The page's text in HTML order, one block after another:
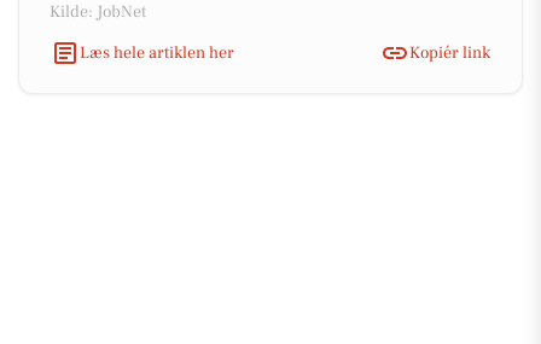
Kilde: JobNet
Læs hele artiklen her
Kopiér link